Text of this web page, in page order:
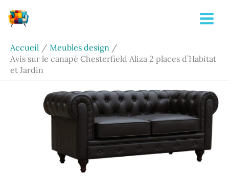
au
Accueil
Meubles design
Avis sur le canapé Chesterfield Aliza 2 places d’Habitat
et Jardin
Rechercher